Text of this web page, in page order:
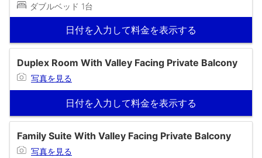
ダブルベッド 1台
日付を入力して料金を表示する
Duplex Room With Valley Facing Private Balcony
写真を見る
日付を入力して料金を表示する
Family Suite With Valley Facing Private Balcony
写真を見る